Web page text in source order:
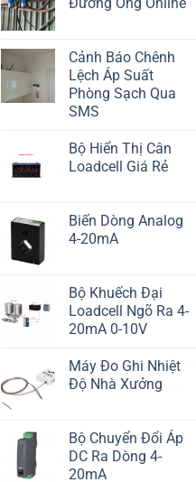
Cảnh Báo Chênh
Lệch Áp Suất
Phòng Sạch Qua
SMS
Bộ Hiển Thị Cân
Loadcell Giá Rẻ
Biến Dòng Analog
4-20mA
Bộ Khuếch Đại
Loadcell Ngõ Ra 4-
20mA 0-10V
Máy Đo Ghi Nhiệt
Độ Nhà Xưởng
Bộ Chuyển Đổi Áp
DC Ra Dòng 4-
20mA